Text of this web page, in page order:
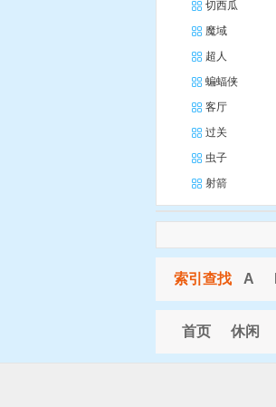
切西瓜
魔域
超人
蝙蝠侠
客厅
过关
虫子
射箭
索引查找 A
首页 休闲